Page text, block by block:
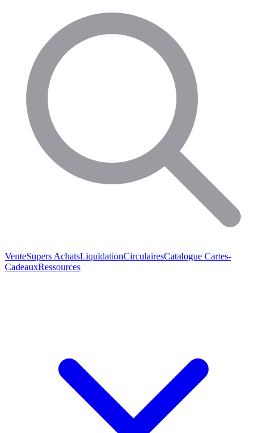
VenteSupers AchatsLiquidationCirculairesCatalogue Cartes-
CadeauxRessources